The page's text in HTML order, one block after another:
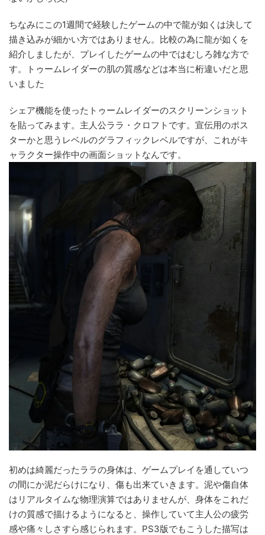
ちなみにこの1週間で経験したゲームの中で龍が如くは決して
描き込みが細かい方ではありません。比較の為に龍が如くを
紹介しましたが、プレイしたゲームの中ではむしろ雑な方で
す。トゥームレイダーの肌の質感などは本当に桁違いだと思
いました
シェア機能を使ったトゥームレイダーのスクリーンショット
を貼ってみます。主人公ララ・クロフトです。宣伝用のポス
ターかと思うレベルのグラフィックレベルですが、これがキ
ャラクター操作中の画面ショットなんです。
初めは綺麗だったララの身体は、ゲームプレイを通していつ
の間にか泥だらけになり、傷も出来ていきます。泥や傷自体
はリアルタイムな物理演算ではありませんが、身体をこれだ
けの質感で描けるようになると、操作していて主人公の疲労
感や痛々しさすら感じられます。PS3版でもこうした描写は